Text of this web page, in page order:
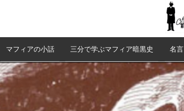
マフィアの小話 三分で学ぶマフィア暗黒史 名